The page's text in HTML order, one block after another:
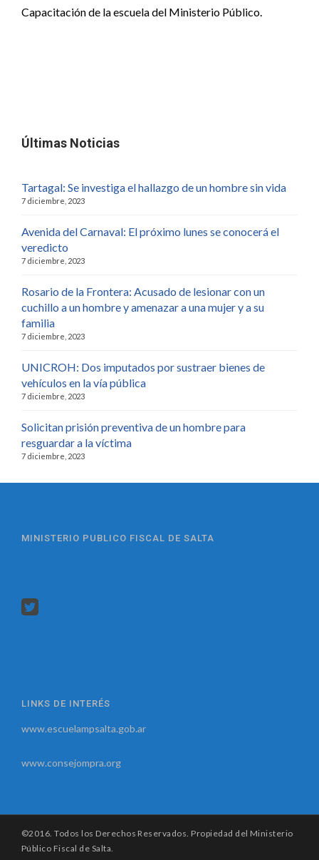
Capacitación de la escuela del Ministerio Público.
Últimas Noticias
Tartagal: Se investiga el hallazgo de un hombre sin vida
7 diciembre, 2023
Avenida del Carnaval: El próximo lunes se conocerá el
veredicto
7 diciembre, 2023
Rosario de la Frontera: Acusado de lesionar con un
cuchillo a un hombre y amenazar a una mujer y a su
familia
7 diciembre, 2023
UNICROH: Dos imputados por sustraer bienes de
vehículos en la vía pública
7 diciembre, 2023
Solicitan prisión preventiva de un hombre para
resguardar a la víctima
7 diciembre, 2023
MINISTERIO PUBLICO FISCAL DE SALTA
LINKS DE INTERÉS
www.escuelampsalta.gob.ar
www.consejompra.org
©2016. Todos los Derechos Reservados. Propiedad del Ministerio
Público Fiscal de Salta.